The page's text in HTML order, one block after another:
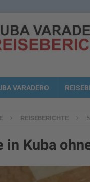
VARADERO
REISEBERICHTE
in Kuba